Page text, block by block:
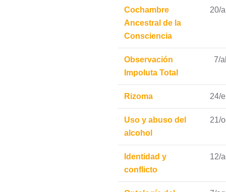
Cochambre
Ancestral de la
Consciencia
20/
Observación
Impoluta Total
7/
Rizoma 24/
Uso y abuso del
alcohol
21/
Identidad y
conflicto
12/